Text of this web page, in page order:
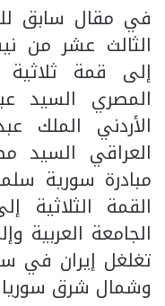
في مقال سابق
الثالث عشر من
إلى قمة
المصري السيد
الأردني الملك
العراقي السيد
مبادرة سورية
القمة الثلاثية
الجامعة العربية
تغلغل إيران في
وشمال شرق